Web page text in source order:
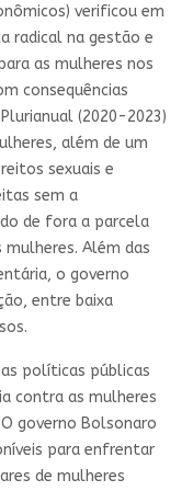
verificou em
radical na gestão e
as mulheres nos
consequências
(2020-2023)
além de um
sexuais e
sem a
de fora a parcela
Além das
o governo
entre baixa
políticas públicas
contra as mulheres
governo Bolsonaro
para enfrentar
de mulheres